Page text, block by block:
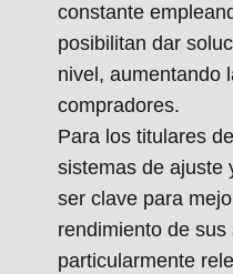
constante
posibilitan dar
nivel, aumentando
compradores.
Para los titulares
sistemas de ajuste
ser clave para
rendimiento de
particularmente